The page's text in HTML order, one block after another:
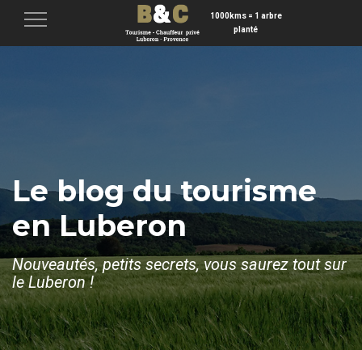
1000kms = 1 arbre
planté
Menu
Le blog du tourisme
en Luberon
Nouveautés, petits secrets, vous saurez tout sur
le Luberon !